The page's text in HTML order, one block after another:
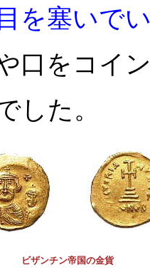
を塞いで
口をコイ
した。
ビザンチン帝国の金貨